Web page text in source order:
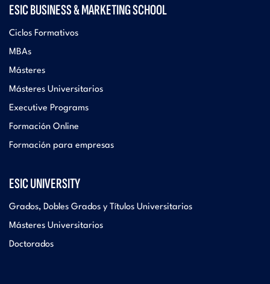
ESIC BUSINESS & MARKETING SCHOOL
Ciclos Formativos
MBAs
Másteres
Másteres Universitarios
Executive Programs
Formación Online
Formación para empresas
ESIC UNIVERSITY
Grados, Dobles Grados y Títulos Universitarios
Másteres Universitarios
Doctorados